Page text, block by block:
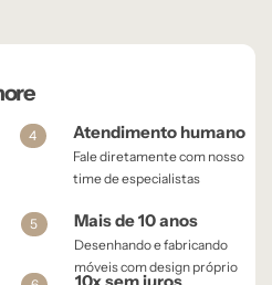
4 Atendimento humano
Fale diretamente com nosso
time de especialistas
5 Mais de 10 anos
Desenhando e fabricando
móveis com design próprio